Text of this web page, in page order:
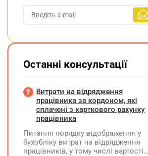
Останні консультації
Витрати на відрядження
працівника за кордоном, які
сплачені з карткового рахунку
працівника
Питання порядку відображення у
бухобліку витрат на відрядження
працівників, у тому числі вартості